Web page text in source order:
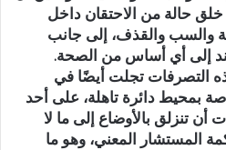
حالة من الاحتقان داخل
والسب والقذف، إلى جانب
إلى أي أساس من الصحة.
التصرفات تجلت أيضًا في
بمحيط دائرة تاهلة، على أحد
أن تنزلق بالأوضاع إلى ما لا
المستشار المعني، وهو ما